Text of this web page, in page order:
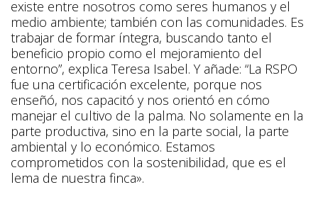
existe entre nosotros como seres humanos y el
medio ambiente; también con las comunidades. Es
trabajar de formar íntegra, buscando tanto el
beneficio propio como el mejoramiento del
entorno”, explica Teresa Isabel. Y añade: “La RSPO
fue una certificación excelente, porque nos
enseñó, nos capacitó y nos orientó en cómo
manejar el cultivo de la palma. No solamente en la
parte productiva, sino en la parte social, la parte
ambiental y lo económico. Estamos
comprometidos con la sostenibilidad, que es el
lema de nuestra finca».